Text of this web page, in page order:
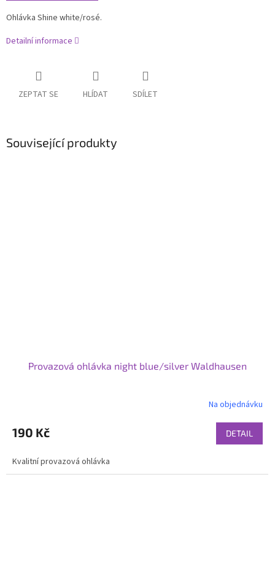
Ohlávka Shine white/rosé.
Detailní informace
ZEPTAT SE HLÍDAT SDÍLET
Související produkty
Provazová ohlávka night blue/silver Waldhausen
Na objednávku
190 Kč DETAIL
Kvalitní provazová ohlávka